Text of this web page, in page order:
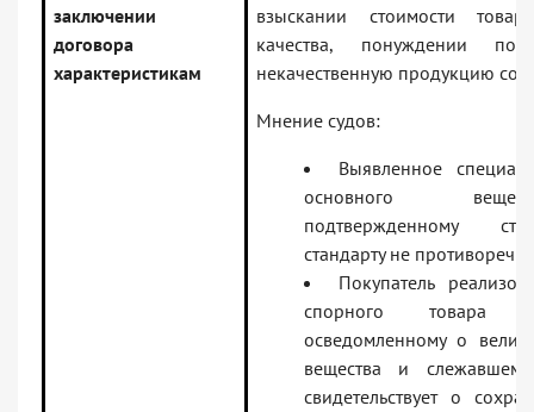
заключении
договора
характеристикам
взыскании стоимости
качества, понуждении
некачественную продукцию со
Мнение судов:
Выявленное
основного
подтвержденному
стандарту не противоречит.
Покупатель
спорного товара
осведомленному о
вещества и
свидетельствует о